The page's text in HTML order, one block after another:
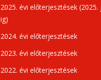
2025. évi előterjesztések (2025.
ig)
2024. évi előterjesztések
2023. évi előterjesztések
2022. évi előterjesztések